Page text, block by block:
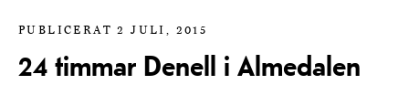
PUBLICERAT 2 JULI, 2015
24 timmar Denell i Almedalen